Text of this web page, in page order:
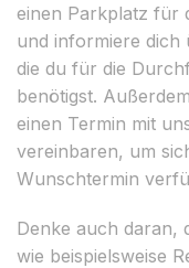
einen Parkplatz für
und informiere dich
die du für die
benötigst.
einen Termin mit
vereinbaren, um
Wunschtermin
Denke auch daran,
wie beispielsweise